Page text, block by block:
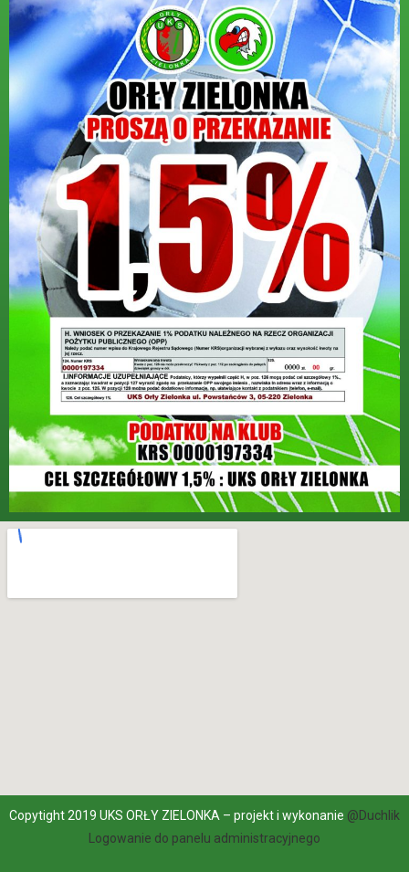
Copytight 2019 UKS ORŁY ZIELONKA – projekt i wykonanie @Duchlik
Logowanie do panelu administracyjnego